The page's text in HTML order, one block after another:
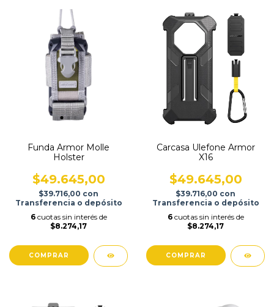
Funda Armor Molle
Holster
$49.645,00
$39.716,00 con
Transferencia o depósito
6 cuotas sin interés de
$8.274,17
Carcasa Ulefone Armor
X16
$49.645,00
$39.716,00 con
Transferencia o depósito
6 cuotas sin interés de
$8.274,17